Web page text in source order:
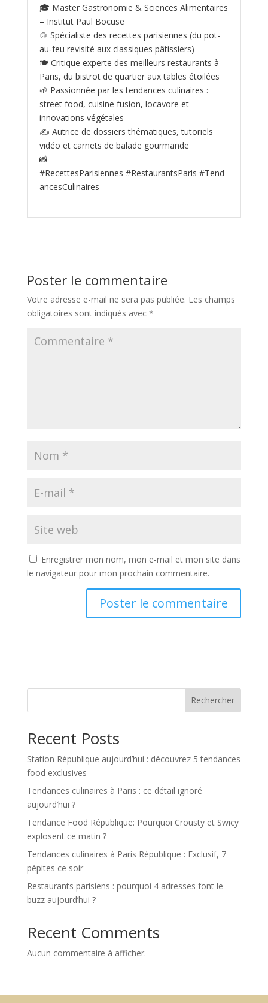
🎓 Master Gastronomie & Sciences Alimentaires
– Institut Paul Bocuse
🍲 Spécialiste des recettes parisiennes (du pot-
au‑feu revisité aux classiques pâtissiers)
🍽️ Critique experte des meilleurs restaurants à
Paris, du bistrot de quartier aux tables étoilées
🌱 Passionnée par les tendances culinaires :
street food, cuisine fusion, locavore et
innovations végétales
✍️ Autrice de dossiers thématiques, tutoriels
vidéo et carnets de balade gourmande
📸
#RecettesParisiennes #RestaurantsParis #Tend
ancesCulinaires
Poster le commentaire
Votre adresse e-mail ne sera pas publiée. Les champs
obligatoires sont indiqués avec *
Enregistrer mon nom, mon e-mail et mon site dans
le navigateur pour mon prochain commentaire.
Rechercher
Recent Posts
Station République aujourd’hui : découvrez 5 tendances
food exclusives
Tendances culinaires à Paris : ce détail ignoré
aujourd’hui ?
Tendance Food République: Pourquoi Crousty et Swicy
explosent ce matin ?
Tendances culinaires à Paris République : Exclusif, 7
pépites ce soir
Restaurants parisiens : pourquoi 4 adresses font le
buzz aujourd’hui ?
Recent Comments
Aucun commentaire à afficher.